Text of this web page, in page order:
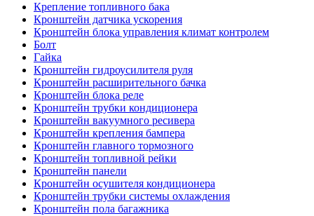
Крепление топливного бака
Кронштейн датчика ускорения
Кронштейн блока управления климат контролем
Болт
Гайка
Кронштейн гидроусилителя руля
Кронштейн расширительного бачка
Кронштейн блока реле
Кронштейн трубки кондиционера
Кронштейн вакуумного ресивера
Кронштейн крепления бампера
Кронштейн главного тормозного
Кронштейн топливной рейки
Кронштейн панели
Кронштейн осушителя кондиционера
Кронштейн трубки системы охлаждения
Кронштейн пола багажника